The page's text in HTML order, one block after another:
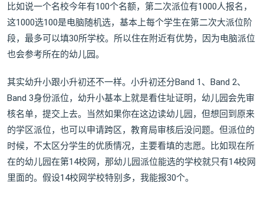
比如说一个名校今年有100个名额，第二次派位有1000人报名，
这1000选100是电脑随机选，基本上每个学生在第二次大派位阶
段，最多可以填30所学校。所以住在附近有优势，因为电脑派位
也会参考所在的幼儿园。
其实幼升小跟小升初还不一样。小升初还分Band 1、Band 2、
Band 3身份派位，幼升小基本上就是看住址证明，幼儿园会先审
核名单，提交上去。当然如果你在这边读幼儿园，但想回到原来
的学区派位，也可以申请跨区，教育局审核后没问题。但派位的
时候，不太区分学生的优质情况，主要看填的志愿。比如现在所
在的幼儿园在第14校网，那幼儿园派位能选的学校就只有14校网
里面的。假设14校网学校特别多，我能报30个。